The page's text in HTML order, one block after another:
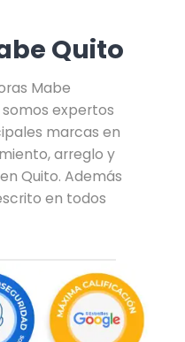
Quito
Mabe
expertos
marcas en
arreglo y
Quito. Además
en todos